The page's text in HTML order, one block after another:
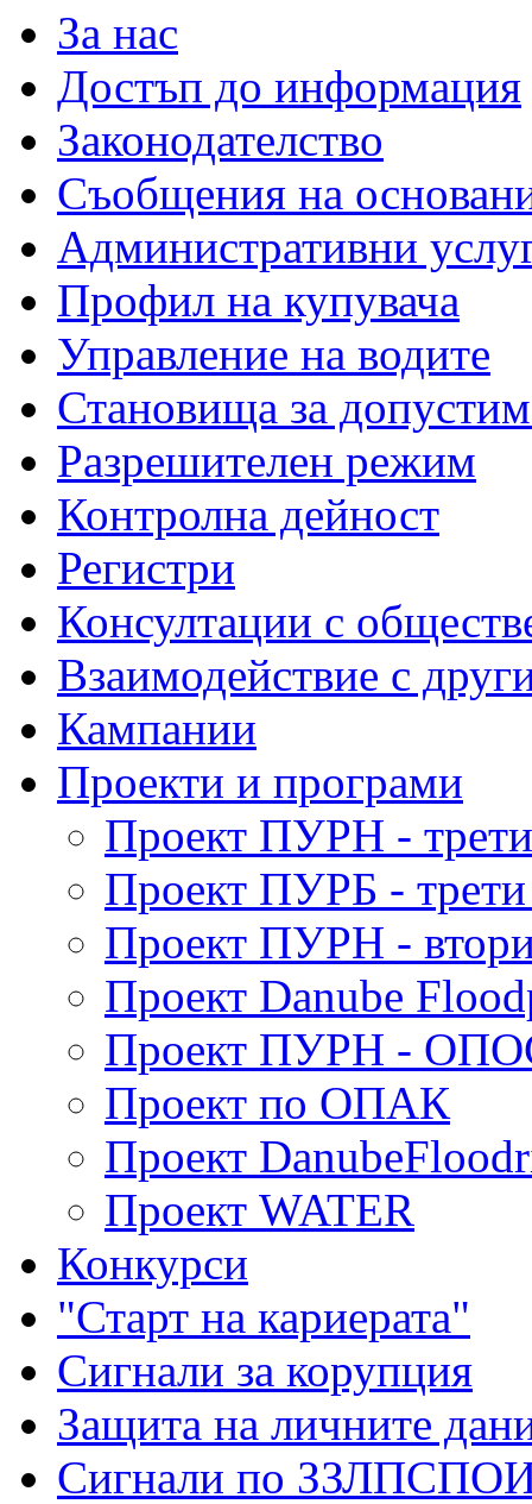
За нас
Достъп до информация
Законодателство
Съобщения на
Административни
Профил на купувача
Управление на водите
Становища за
Разрешителен режим
Контролна дейност
Регистри
Консултации с
Взаимодействие с
Кампании
Проекти и програми
Проект ПУРН -
Проект ПУРБ -
Проект ПУРН -
Проект Danube
Проект ПУРН -
Проект по ОПАК
Проект
Проект WATER
Конкурси
"Старт на кариерата"
Сигнали за корупция
Защита на личните
Сигнали по